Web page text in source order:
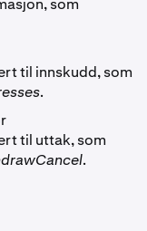
som
til innskudd, som
.
til uttak, som
.